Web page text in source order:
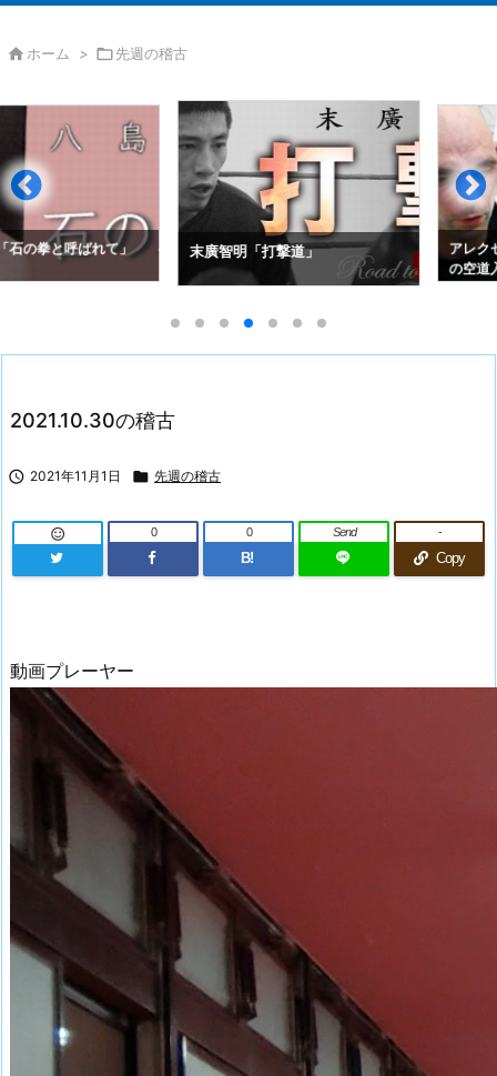
 ホーム > 先週の稽古
呼ばれて」 末廣智明「打撃道」
アレクセイ・
の空道入門」
2021.10.30の稽古
 2021年11月1日  先週の稽古
 0
B!
0 Send
Copy
-
動画プレーヤー